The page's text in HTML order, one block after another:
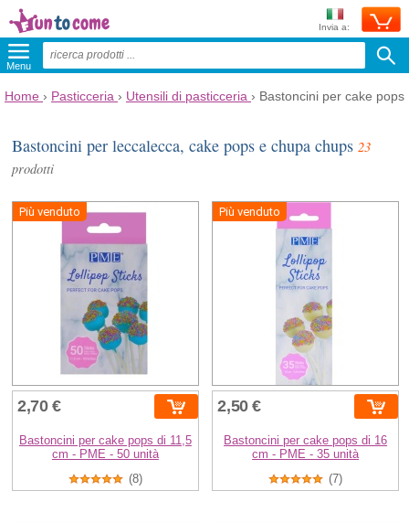
Invia a:
Menu
Home › Pasticceria › Utensili di pasticceria › Bastoncini per cake pops
Bastoncini per leccalecca, cake pops e chupa chups23
prodotti
Più venduto
2,70 €
Bastoncini per cake pops di 11,5
cm - PME - 50 unità
(8)
Più venduto
2,50 €
Bastoncini per cake pops di 16
cm - PME - 35 unità
(7)